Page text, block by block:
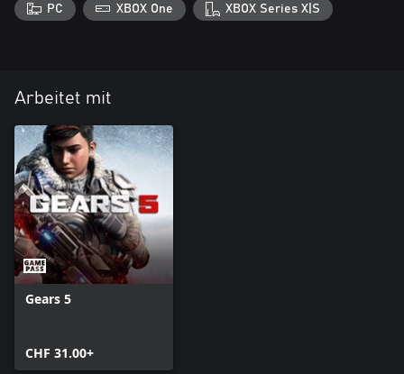
PC XBOX One XBOX Series X|S
Arbeitet mit
Gears 5
CHF 31.00+